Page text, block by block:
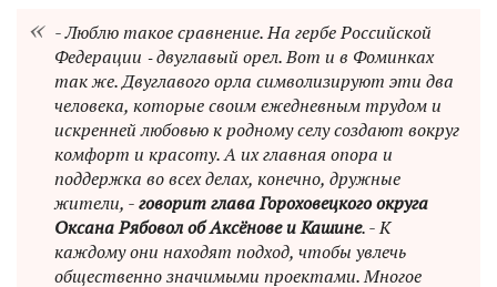
- Люблю такое сравнение. На гербе Российской
Федерации ‑ двуглавый орел. Вот и в Фоминках
так же. Двуглавого орла символизируют эти два
человека, которые своим ежедневным трудом и
искренней любовью к родному селу создают вокруг
комфорт и красоту. А их главная опора и
поддержка во всех делах, конечно, дружные
жители, -говорит глава Гороховецкого округа
Оксана Рябовол об Аксёнове и Кашине. - К
каждому они находят подход, чтобы увлечь
общественно значимыми проектами. Многое